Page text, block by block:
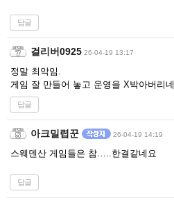
답글
걸리버0925 26-04-19 13:17
정말 최악임.
게임 잘 만들어 놓고 운영을 X박아버리네
답글
아크밀렵꾼 26-04-19 14:19
스웨덴산 게임들은 참…..한결같네요
답글